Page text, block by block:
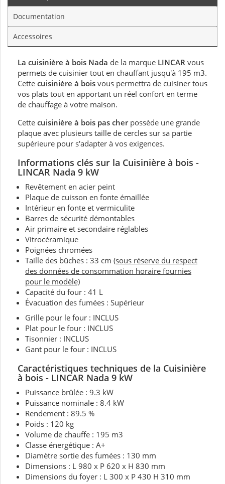
Documentation
Accessoires
La cuisinière à bois Nada de la marque LINCAR vous
permets de cuisinier tout en chauffant jusqu'à 195 m3.
Cette cuisinière à bois vous permettra de cuisiner tous
vos plats tout en apportant un réel confort en terme
de chauffage à votre maison.
Cette cuisinière à bois pas cherpossède une grande
plaque avec plusieurs taille de cercles sur sa partie
supérieure pour s'adapter à vos exigences.
Informations clés sur la Cuisinière à bois -
LINCAR Nada 9 kW
Revêtement en acier peint
Plaque de cuisson en fonte émaillée
Intérieur en fonte et vermiculite
Barres de sécurité démontables
Air primaire et secondaire réglables
Vitrocéramique
Poignées chromées
Taille des bûches : 33 cm (sous réserve du respect
des données de consommation horaire fournies
pour le modèle)
Capacité du four : 41 L
Évacuation des fumées : Supérieur
Grille pour le four : INCLUS
Plat pour le four : INCLUS
Tisonnier : INCLUS
Gant pour le four : INCLUS
Caractéristiques techniques de la Cuisinière
à bois - LINCAR Nada 9 kW
Puissance brûlée : 9.3 kW
Puissance nominale : 8.4 kW
Rendement : 89.5 %
Poids : 120 kg
Volume de chauffe : 195 m3
Classe énergétique : A+
Diamètre sortie des fumées : 130 mm
Dimensions : L 980 x P 620 x H 830 mm
Dimensions du foyer : L 300 x P 430 H 310 mm